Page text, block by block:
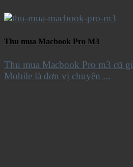
Thu mua Macbook Pro M3
Thu mua Macbook Pro m3 cũ
Mobile là đơn vị chuyên ...